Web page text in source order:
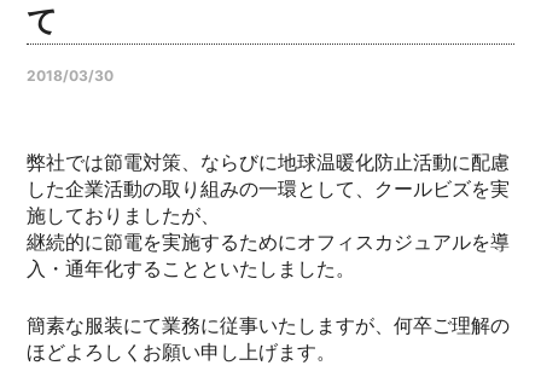
て
2018/03/30
弊社では節電対策、ならびに地球温暖化防止活動に配慮
した企業活動の取り組みの一環として、クールビズを実
施しておりましたが、
継続的に節電を実施するためにオフィスカジュアルを導
入・通年化することといたしました。
簡素な服装にて業務に従事いたしますが、何卒ご理解の
ほどよろしくお願い申し上げます。